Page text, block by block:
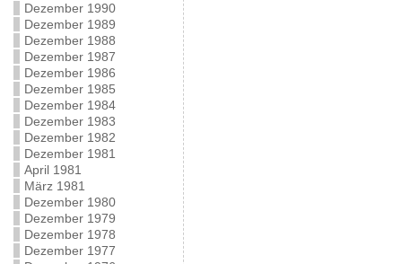
Dezember 1990
Dezember 1989
Dezember 1988
Dezember 1987
Dezember 1986
Dezember 1985
Dezember 1984
Dezember 1983
Dezember 1982
Dezember 1981
April 1981
März 1981
Dezember 1980
Dezember 1979
Dezember 1978
Dezember 1977